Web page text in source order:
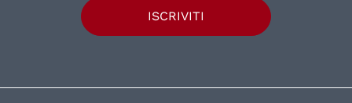
ISCRIVITI